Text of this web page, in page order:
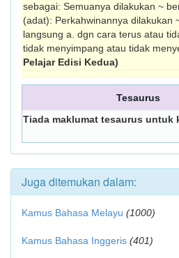
sebagai: Semuanya dilakukan ~
(adat): Perkahwinannya dilakukan
langsung a. dgn cara terus atau
tidak menyimpang atau tidak
Pelajar Edisi Kedua)
Tesaurus
Tiada maklumat tesaurus untuk
Juga ditemukan dalam:
Kamus Bahasa Melayu (1000)
Kamus Bahasa Inggeris (401)